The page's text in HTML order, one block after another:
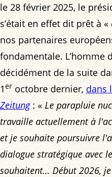
le 28 février 2025, le
s’était en effet dit prêt à «
nos partenaires
fondamentale. L’homme
décidément de la suite
1er octobre dernier, dans
Zeitung: « Le parapluie
travaille actuellement à
et je souhaite poursuivre
dialogue stratégique avec
souhaitent… Début 2026,